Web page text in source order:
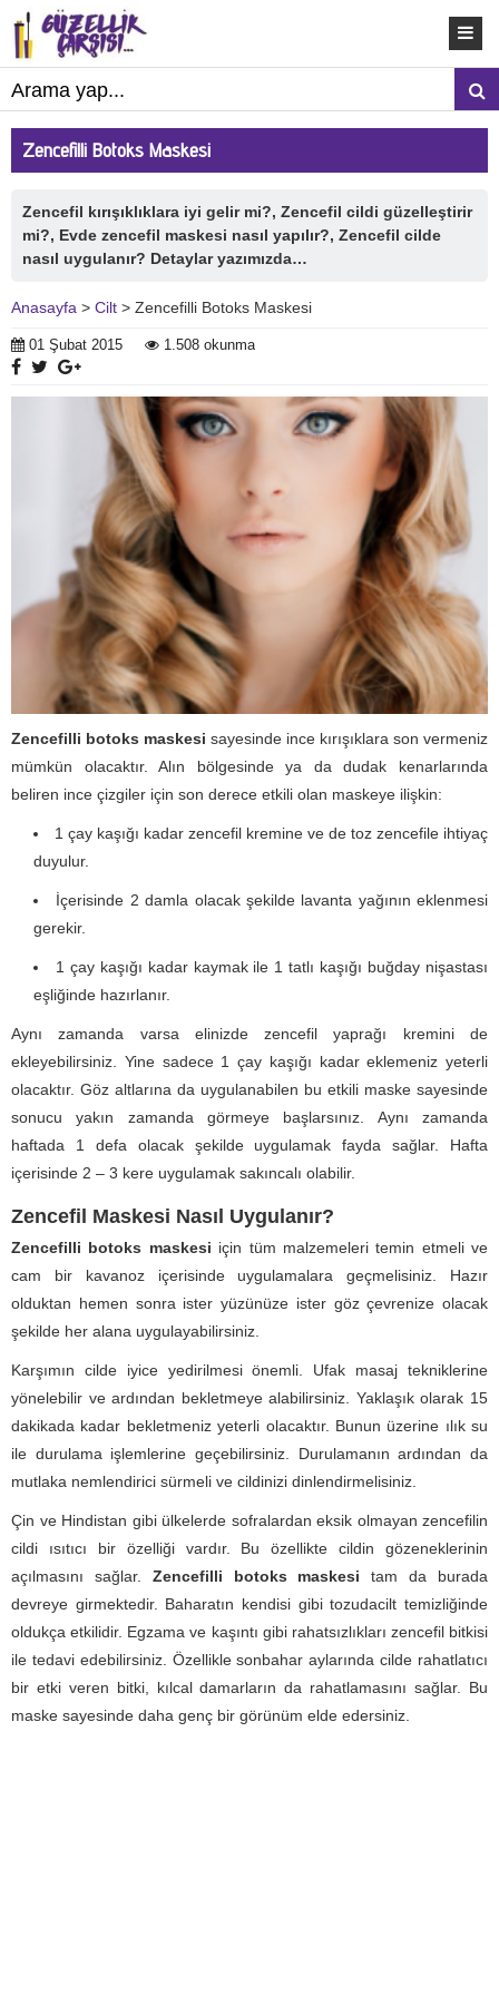
Zencefilli Botoks Maskesi
Zencefil kırışıklıklara iyi gelir mi?, Zencefil cildi güzelleştirir
mi?, Evde zencefil maskesi nasıl yapılır?, Zencefil cilde
nasıl uygulanır? Detaylar yazımızda…
Anasayfa > Cilt > Zencefilli Botoks Maskesi
01 Şubat 2015 1.508 okunma
Zencefilli botoks maskesi sayesinde ince kırışıklara son vermeniz
mümkün olacaktır. Alın bölgesinde ya da dudak kenarlarında
beliren ince çizgiler için son derece etkili olan maskeye ilişkin:
1 çay kaşığı kadar zencefil kremine ve de toz zencefile ihtiyaç
duyulur.
İçerisinde 2 damla olacak şekilde lavanta yağının eklenmesi
gerekir.
1 çay kaşığı kadar kaymak ile 1 tatlı kaşığı buğday nişastası
eşliğinde hazırlanır.
Aynı zamanda varsa elinizde zencefil yaprağı kremini de
ekleyebilirsiniz. Yine sadece 1 çay kaşığı kadar eklemeniz yeterli
olacaktır. Göz altlarına da uygulanabilen bu etkili maske sayesinde
sonucu yakın zamanda görmeye başlarsınız. Aynı zamanda
haftada 1 defa olacak şekilde uygulamak fayda sağlar. Hafta
içerisinde 2 – 3 kere uygulamak sakıncalı olabilir.
Zencefil Maskesi Nasıl Uygulanır?
Zencefilli botoks maskesi için tüm malzemeleri temin etmeli ve
cam bir kavanoz içerisinde uygulamalara geçmelisiniz. Hazır
olduktan hemen sonra ister yüzünüze ister göz çevrenize olacak
şekilde her alana uygulayabilirsiniz.
Karşımın cilde iyice yedirilmesi önemli. Ufak masaj tekniklerine
yönelebilir ve ardından bekletmeye alabilirsiniz. Yaklaşık olarak 15
dakikada kadar bekletmeniz yeterli olacaktır. Bunun üzerine ılık su
ile durulama işlemlerine geçebilirsiniz. Durulamanın ardından da
mutlaka nemlendirici sürmeli ve cildinizi dinlendirmelisiniz.
Çin ve Hindistan gibi ülkelerde sofralardan eksik olmayan zencefilin
cildi ısıtıcı bir özelliği vardır. Bu özellikte cildin gözeneklerinin
açılmasını sağlar. Zencefilli botoks maskesi tam da burada
devreye girmektedir. Baharatın kendisi gibi tozudacilt temizliğinde
oldukça etkilidir. Egzama ve kaşıntı gibi rahatsızlıkları zencefil bitkisi
ile tedavi edebilirsiniz. Özellikle sonbahar aylarında cilde rahatlatıcı
bir etki veren bitki, kılcal damarların da rahatlamasını sağlar. Bu
maske sayesinde daha genç bir görünüm elde edersiniz.